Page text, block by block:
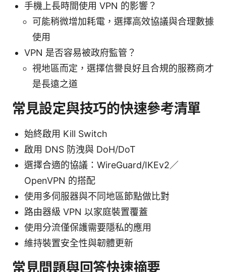
手機上長時間使用 VPN 的影響？
可能稍微增加耗電，選擇高效協議與合理數據
使用
VPN 是否容易被政府監管？
視地區而定，選擇信譽良好且合規的服務商才
是長遠之道
常見設定與技巧的快速參考清單
始終啟用 Kill Switch
啟用 DNS 防洩與 DoH/DoT
選擇合適的協議：WireGuard/IKEv2／
OpenVPN 的搭配
使用多伺服器與不同地區節點做比對
路由器級 VPN 以家庭裝置覆蓋
使用分流僅保護需要隱私的應用
維持裝置安全性與韌體更新
常見問題與回答快速摘要